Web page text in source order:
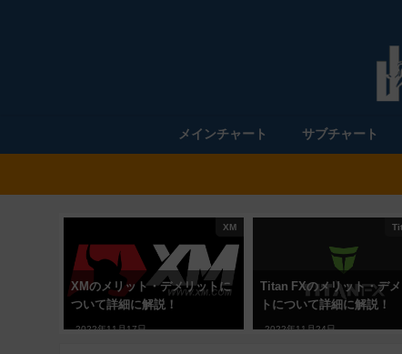
メインチャート サブチャート
XM
XMのメリット・デメリットに
ついて詳細に解説！
2022年11月17日
Titan FXのメリット・デメ
トについて詳細に解説！
2022年11月24日